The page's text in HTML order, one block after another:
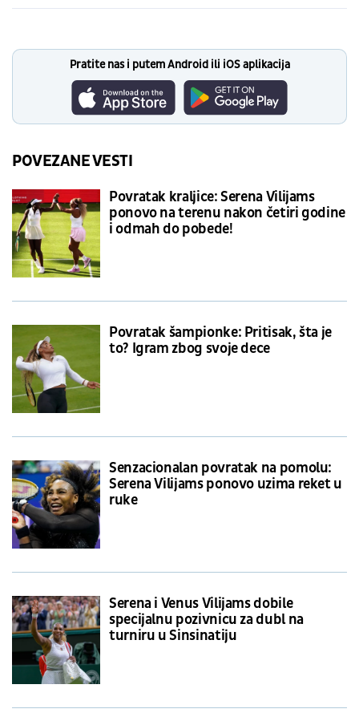
Pratite nas i putem Android ili iOS aplikacija
POVEZANE VESTI
Povratak kraljice: Serena Vilijams
ponovo na terenu nakon četiri godine
i odmah do pobede!
Povratak šampionke: Pritisak, šta je
to? Igram zbog svoje dece
Senzacionalan povratak na pomolu:
Serena Vilijams ponovo uzima reket u
ruke
Serena i Venus Vilijams dobile
specijalnu pozivnicu za dubl na
turniru u Sinsinatiju